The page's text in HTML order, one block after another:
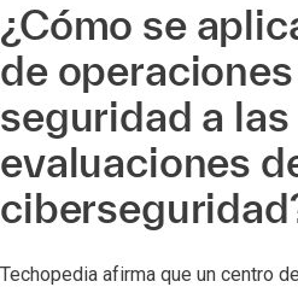
¿Cómo se
de
seguridad a las
evaluaciones
Techopedia afirma que un centro